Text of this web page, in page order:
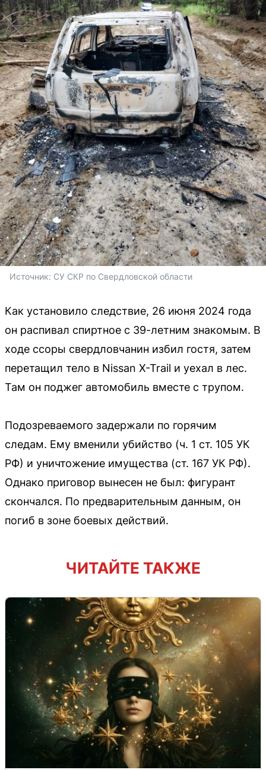
Источник: СУ СКР по Свердловской области
Как установило следствие, 26 июня 2024 года
он распивал спиртное с 39-летним знакомым. В
ходе ссоры свердловчанин избил гостя, затем
перетащил тело в Nissan X-Trail и уехал в лес.
Там он поджег автомобиль вместе с трупом.
Подозреваемого задержали по горячим
следам. Ему вменили убийство (ч. 1 ст. 105 УК
РФ) и уничтожение имущества (ст. 167 УК РФ).
Однако приговор вынесен не был: фигурант
скончался. По предварительным данным, он
погиб в зоне боевых действий.
ЧИТАЙТЕ ТАКЖЕ